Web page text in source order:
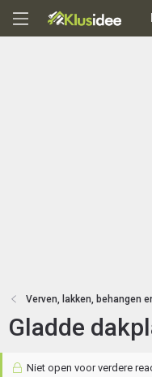
Verven, lakken, behangen
Gladde
Niet open voor verdere